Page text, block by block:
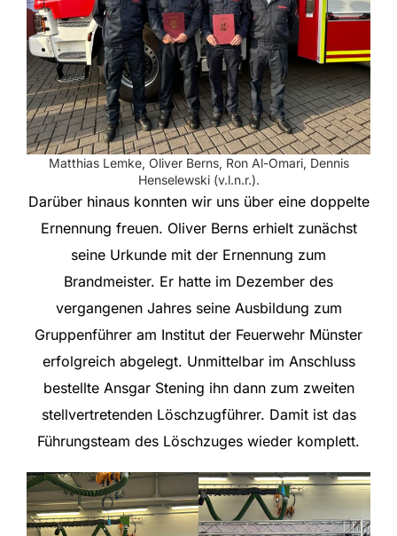
Matthias Lemke, Oliver Berns, Ron Al-Omari, Dennis
Henselewski (v.l.n.r.).
Darüber hinaus konnten wir uns über eine doppelte
Ernennung freuen. Oliver Berns erhielt zunächst
seine Urkunde mit der Ernennung zum
Brandmeister. Er hatte im Dezember des
vergangenen Jahres seine Ausbildung zum
Gruppenführer am Institut der Feuerwehr Münster
erfolgreich abgelegt. Unmittelbar im Anschluss
bestellte Ansgar Stening ihn dann zum zweiten
stellvertretenden Löschzugführer. Damit ist das
Führungsteam des Löschzuges wieder komplett.